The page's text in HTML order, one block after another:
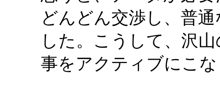
どんどん交渉し、普
した。こうして、沢
事をアクティブにこ